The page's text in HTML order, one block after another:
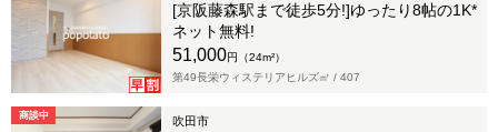
[京阪藤森駅まで徒歩5分!]ゆったり8帖の1K*
ネット無料!
51,000円（24m²）
第49長栄ウィステリアヒルズ㎡ / 407
商談中 吹田市